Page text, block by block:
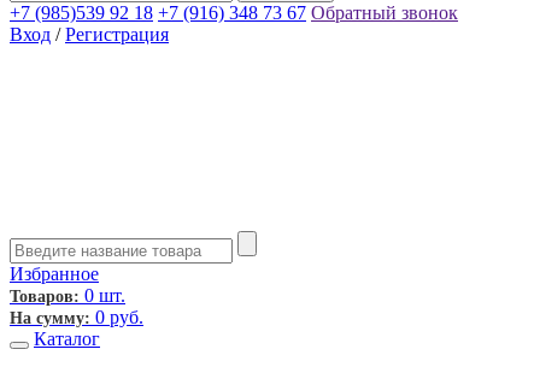
+7 (985)539 92 18 +7 (916) 348 73 67 Обратный звонок
Вход / Регистрация
Избранное
Товаров: 0 шт.
На сумму: 0 руб.
Каталог